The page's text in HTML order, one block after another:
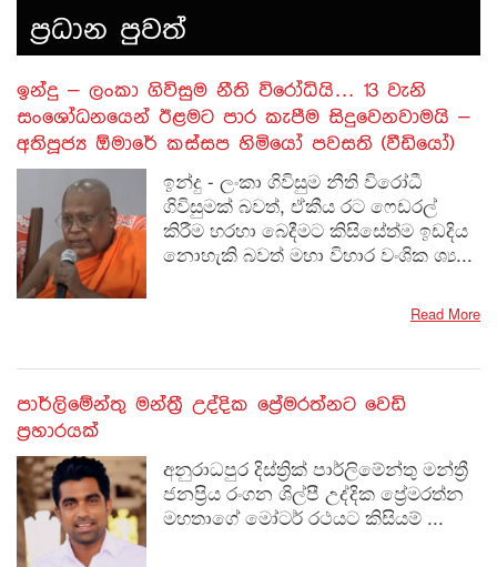
ප‍්‍රධාන පුවත්
​ඉන්දු – ලංකා ගිවිසුම නීති විරෝධියි… 13 වැනි
සංශෝධනයෙන් ඊළමට පාර කැපීම සිදුවෙනවාමයි –
අතිපූජ්‍ය ඕමාරේ කස්සප හිමියෝ පවසති (වීඩියෝ)
ඉන්දු - ලංකා ගිවිසුම නීති විරෝධී
ගිවිසුමක් බවත්, ඒකීය රට ෆෙඩරල්
කිරීම හරහා බෙදීමට කිසිසේත්ම ඉඩදිය
නොහැකි බවත් මහා විහාර වංශික ශ්‍ය...
Read More
පාර්ලිමේන්තු මන්ත්‍රී උද්දික ප්‍රේමරත්නට වෙඩි
ප්‍රහාරයක්
අනුරාධපුර දිස්ත්‍රික් පාර්ලිමේන්තු මන්ත්‍රී
ජනප්‍රිය රංගන ශිල්පී උද්දික ප්‍රේමරත්න
මහතාගේ මෝටර් රථයට කිසියම් ...